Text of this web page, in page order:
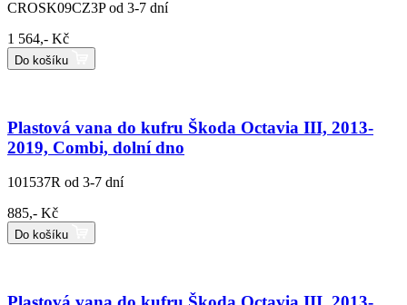
CROSK09CZ3P od 3-7 dní
1 564,- Kč
Do košíku
Plastová vana do kufru Škoda Octavia III, 2013-
2019, Combi, dolní dno
101537R od 3-7 dní
885,- Kč
Do košíku